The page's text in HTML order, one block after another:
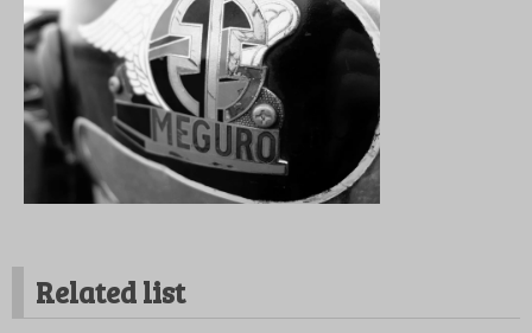
Related list